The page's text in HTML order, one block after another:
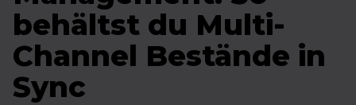
behältst du Multi-
Channel Bestände in
Sync